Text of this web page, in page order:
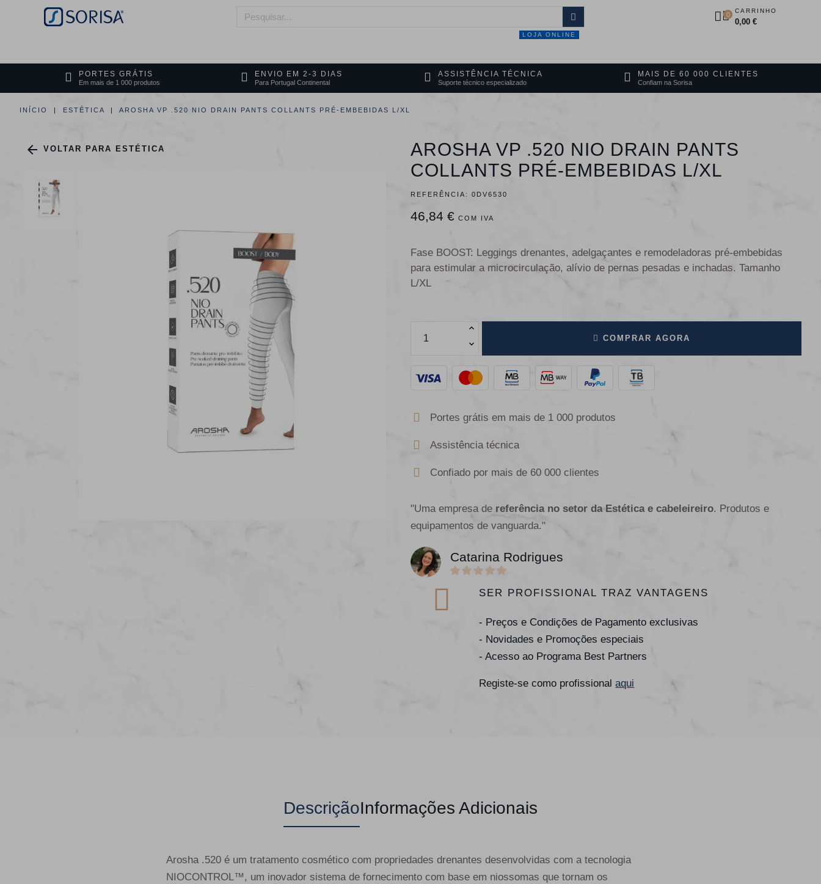
0 CARRINHO
0,00 €
LOJA ONLINE
PORTES GRÁTIS
Em mais de 1 000 produtos
ENVIO EM 2-3 DIAS
Para Portugal Continental
ASSISTÊNCIA TÉCNICA
Suporte técnico especializado
MAIS DE 60 000 CLIENTES
Confiam na Sorisa
INÍCIO ESTÉTICA AROSHA VP .520 NIO DRAIN PANTS COLLANTS PRÉ-EMBEBIDAS L/XL
 VOLTAR PARA ESTÉTICA
AROSHA VP .520 NIO DRAIN PANTS
COLLANTS PRÉ-EMBEBIDAS L/XL
REFERÊNCIA: 0DV6530
46,84 € COM IVA
Fase BOOST: Leggings drenantes, adelgaçantes e remodeladoras pré-embebidas
para estimular a microcirculação, alívio de pernas pesadas e inchadas. Tamanho
L/XL
COMPRAR AGORA
Portes grátis em mais de 1 000 produtos
Assistência técnica
Confiado por mais de 60 000 clientes
"Uma empresa de referência no setor da Estética e cabeleireiro. Produtos e
equipamentos de vanguarda."
Catarina Rodrigues
SER PROFISSIONAL TRAZ VANTAGENS
- Preços e Condições de Pagamento exclusivas
- Novidades e Promoções especiais
- Acesso ao Programa Best Partners
Registe-se como profissionalaqui
DescriçãoInformações Adicionais
Arosha .520 é um tratamento cosmético com propriedades drenantes desenvolvidas com a tecnologia
NIOCONTROL™, um inovador sistema de fornecimento com base em niossomas que tornam os